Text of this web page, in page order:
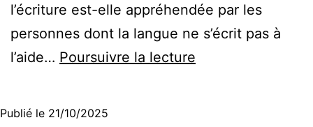
l’écriture est-elle appréhendée par les
personnes dont la langue ne s’écrit pas à
l’aide… Poursuivre la lecture
Publié le 21/10/2025